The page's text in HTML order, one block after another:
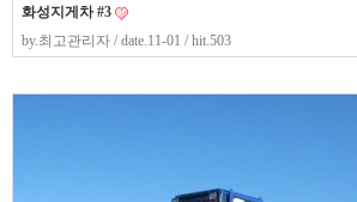
화성지게차 #3
by.최고관리자 / date.11-01 / hit.503